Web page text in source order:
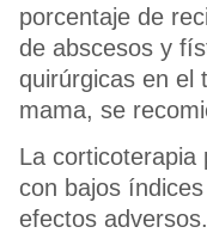
porcentaje de
de abscesos y
quirúrgicas en el
mama, se
La
con bajos
efectos